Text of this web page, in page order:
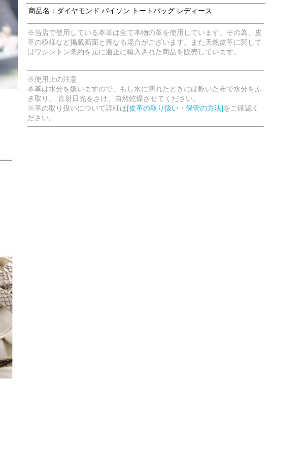
商品名：ダイヤモンド パイソン トートバッグ レディース
※当店で使用している本革は全て本物の革を使用しています。その為、皮
革の模様など掲載画面と異なる場合がございます。また天然皮革に関して
はワシントン条約を元に適正に輸入された商品を販売しています。
※使用上の注意
本革は水分を嫌いますので、もし水に濡れたときには乾いた布で水分をふ
き取り、 直射日光をさけ、自然乾燥させてください。
※革の取り扱いについて詳細は[皮革の取り扱い・保管の方法]をご確認く
ださい。